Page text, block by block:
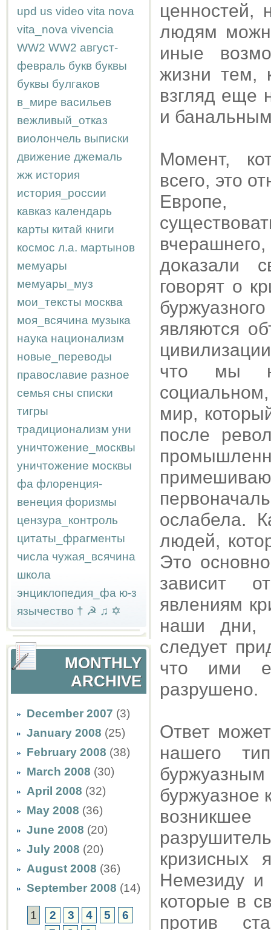
upd us video vita nova
vita_nova vivencia
WW2 WW2 август-
февраль букв буквы
буквы булгаков
в_мире васильев
вежливый_отказ
виолончель выписки
движение джемаль
жж история
история_россии
кавказ календарь
карты китай книги
космос л.а. мартынов
мемуары
мемуары_муз
мои_тексты москва
моя_всячина музыка
наука национализм
новые_переводы
православие разное
семья сны списки
тигры
традиционализм уни
уничтожение_москвы
уничтожение москвы
фа флоренция-
венеция форизмы
цензура_контроль
цитаты_фрагменты
числа чужая_всячина
школа
энциклопедия_фа ю-з
язычество † ☭ ♫ ✡
MONTHLY
ARCHIVE
December 2007 (3)
January 2008 (25)
February 2008 (38)
March 2008 (30)
April 2008 (32)
May 2008 (36)
June 2008 (20)
July 2008 (20)
August 2008 (36)
September 2008 (14)
1 2 3 4 5
6
ценностей,
людям
иные
жизни тем,
взгляд еще
и
Момент,
всего, это
Европе,
доказали
говорят о
являются
что мы
мир,
после
ослабела.
людей,
Это
зависит
явлениям
наши дни,
следует
что ими
разрушено.
Ответ
нашего
буржуазное
кризисных
Немезиду и
которые в
против